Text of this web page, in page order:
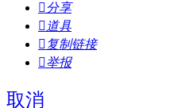
分享
 道具
 复制链接
举报
取消